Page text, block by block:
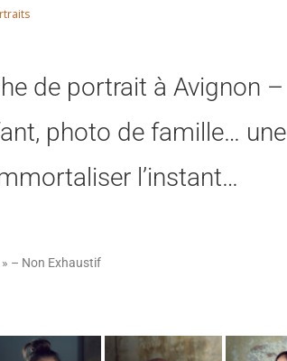
de portrait à Avignon –
photo de famille… une
l’instant…
– Non Exhaustif